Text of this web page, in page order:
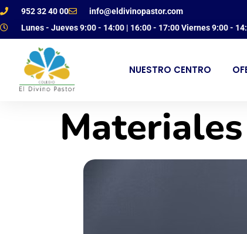
952 32 40 00
info@eldivinopastor.com
Lunes - Jueves 9:00 - 14:00 | 16:00 - 17:00 Viernes 9:00 -
NUESTRO CENTRO